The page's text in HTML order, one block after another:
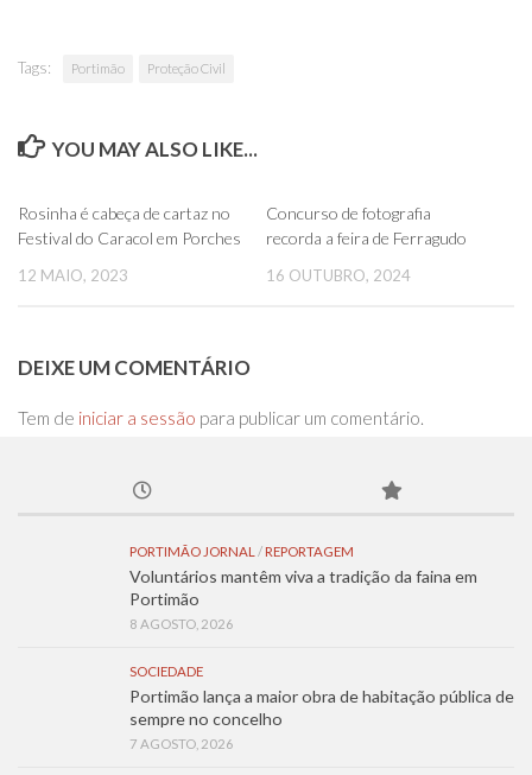
Tags: Portimão Proteção Civil
YOU MAY ALSO LIKE...
Rosinha é cabeça de cartaz no
Festival do Caracol em Porches
12 MAIO, 2023
Concurso de fotografia
recorda a feira de Ferragudo
16 OUTUBRO, 2024
DEIXE UM COMENTÁRIO
Tem de iniciar a sessão para publicar um comentário.
PORTIMÃO JORNAL / REPORTAGEM
Voluntários mantêm viva a tradição da faina em
Portimão
8 AGOSTO, 2026
SOCIEDADE
Portimão lança a maior obra de habitação pública de
sempre no concelho
7 AGOSTO, 2026